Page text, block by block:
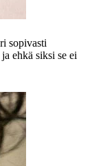
sopivasti
ehkä siksi se ei